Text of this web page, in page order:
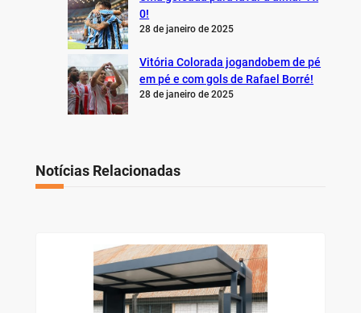
0!
28 de janeiro de 2025
Vitória Colorada jogandobem de pé
em pé e com gols de Rafael Borré!
28 de janeiro de 2025
Notícias Relacionadas